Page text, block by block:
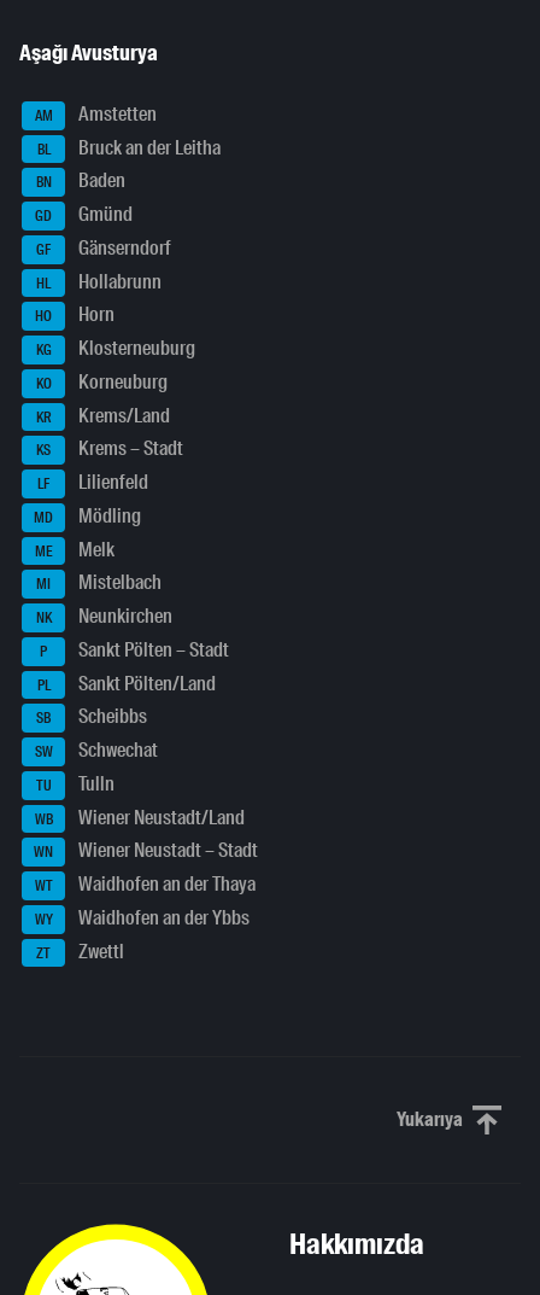
Aşağı Avusturya
AM Amstetten
BL Bruck an der Leitha
BN Baden
GD Gmünd
GF Gänserndorf
HL Hollabrunn
HO Horn
KG Klosterneuburg
KO Korneuburg
KR Krems/Land
KS Krems – Stadt
LF Lilienfeld
MD Mödling
ME Melk
MI Mistelbach
NK Neunkirchen
P Sankt Pölten – Stadt
PL Sankt Pölten/Land
SB Scheibbs
SW Schwechat
TU Tulln
WB Wiener Neustadt/Land
WN Wiener Neustadt – Stadt
WT Waidhofen an der Thaya
WY Waidhofen an der Ybbs
ZT Zwettl
YukarıyaYukarı
Hakkımızda